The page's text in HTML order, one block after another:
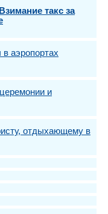
Взимание такс за
аэропортах
и
отдыхающему в